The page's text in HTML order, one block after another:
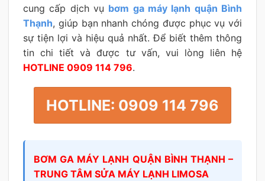
cung cấp dịch vụ bơm ga máy lạnh quận Bình
Thạnh, giúp bạn nhanh chóng được phục vụ với
sự tiện lợi và hiệu quả nhất. Để biết thêm thông
tin chi tiết và được tư vấn, vui lòng liên hệ
HOTLINE 0909 114 796.
HOTLINE: 0909 114 796
BƠM GA MÁY LẠNH QUẬN BÌNH THẠNH –
TRUNG TÂM SỬA MÁY LẠNH LIMOSA